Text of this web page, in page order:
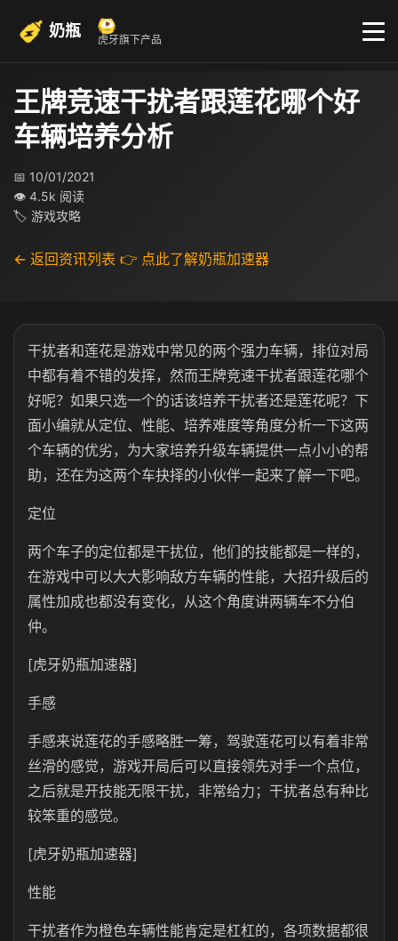
奶瓶 虎牙旗下产品
王牌竞速干扰者跟莲花哪个好
车辆培养分析
📅 10/01/2021
👁 4.5k 阅读
🏷 游戏攻略
← 返回资讯列表 👉 点此了解奶瓶加速器
干扰者和莲花是游戏中常见的两个强力车辆，排位对局
中都有着不错的发挥，然而王牌竞速干扰者跟莲花哪个
好呢？如果只选一个的话该培养干扰者还是莲花呢？下
面小编就从定位、性能、培养难度等角度分析一下这两
个车辆的优劣，为大家培养升级车辆提供一点小小的帮
助，还在为这两个车抉择的小伙伴一起来了解一下吧。
定位
两个车子的定位都是干扰位，他们的技能都是一样的，
在游戏中可以大大影响敌方车辆的性能，大招升级后的
属性加成也都没有变化，从这个角度讲两辆车不分伯
仲。
[虎牙奶瓶加速器]
手感
手感来说莲花的手感略胜一筹，驾驶莲花可以有着非常
丝滑的感觉，游戏开局后可以直接领先对手一个点位，
之后就是开技能无限干扰，非常给力；干扰者总有种比
较笨重的感觉。
[虎牙奶瓶加速器]
性能
干扰者作为橙色车辆性能肯定是杠杠的，各项数据都很